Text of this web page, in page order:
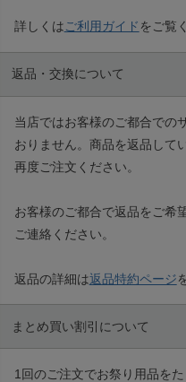
詳しくはご利用ガイド をご覧
返品・交換について
当店ではお客様のご都合での
おりません。商品を返品して
再度ご注文ください。
お客様のご都合で返品をご希
ご連絡ください。
返品の詳細は返品特約ページ
まとめ買い割引について
1回のご注文でお祭り用品を